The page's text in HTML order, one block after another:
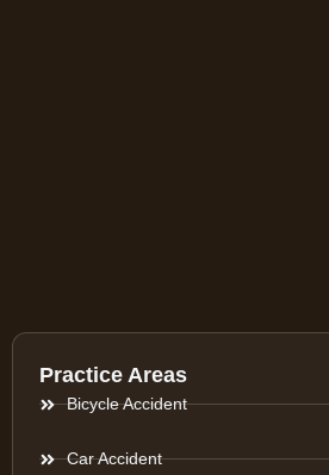
Practice Areas
Bicycle Accident
Car Accident